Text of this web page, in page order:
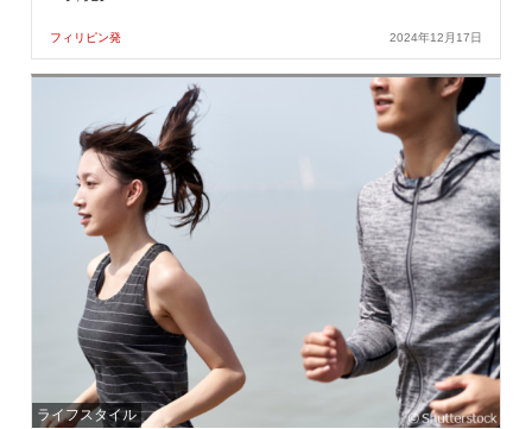
フィリピン発 2024年12月17日
ライフスタイル